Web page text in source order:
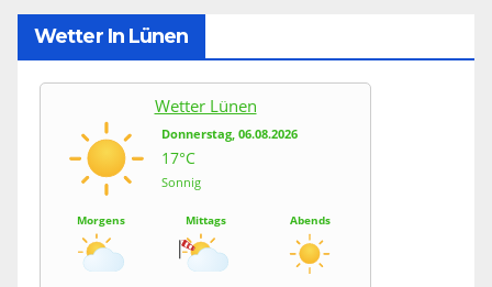
Wetter In Lünen
Wetter Lünen
Donnerstag, 06.08.2026
17°C
Sonnig
Morgens Mittags Abends